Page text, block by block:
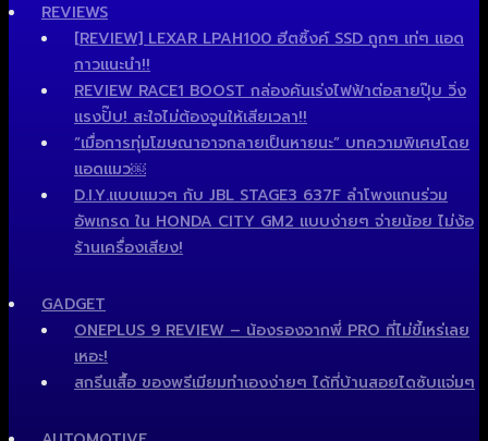
REVIEWS
[REVIEW] LEXAR LPAH100 ฮีตซิ้งค์ SSD ถูกๆ เท่ๆ แอด
กาวแนะนำ!!
REVIEW RACE1 BOOST กล่องคันเร่งไฟฟ้าต่อสายปุ๊บ วิ่ง
แรงปั๊บ! สะใจไม่ต้องจูนให้เสียเวลา!!
“เมื่อการทุ่มโฆษณาอาจกลายเป็นหายนะ” บทความพิเศษโดย
แอดแมว￼
D.I.Y.แบบแมวๆ กับ JBL STAGE3 637F ลำโพงแกนร่วม
อัพเกรด ใน HONDA CITY GM2 แบบง่ายๆ จ่ายน้อย ไม่ง้อ
ร้านเครื่องเสียง!
GADGET
ONEPLUS 9 REVIEW – น้องรองจากพี่ PRO ที่ไม่ขี้เหร่เลย
เหอะ!
สกรีนเสื้อ ของพรีเมียมทำเองง่ายๆ ได้ที่บ้านสอยไดซับแจ่มๆ